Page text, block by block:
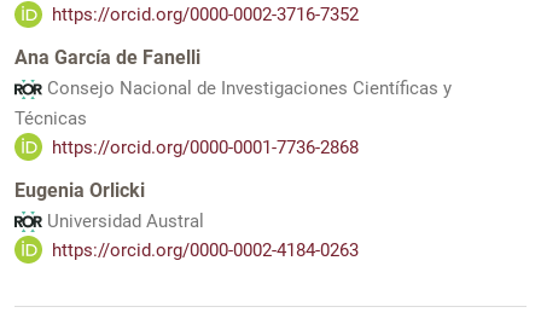
https://orcid.org/0000-0002-3716-7352
Ana García de Fanelli
Consejo Nacional de Investigaciones Científicas y
Técnicas
https://orcid.org/0000-0001-7736-2868
Eugenia Orlicki
Universidad Austral
https://orcid.org/0000-0002-4184-0263